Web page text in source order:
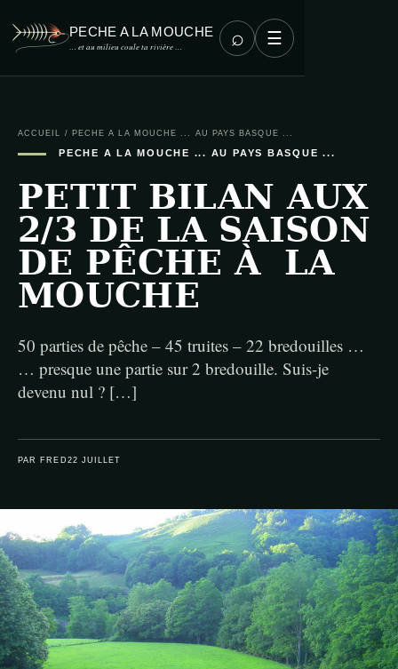
PECHE A LA MOUCHE
… et au milieu coule ta rivière … ⌕ ☰
ACCUEIL / PECHE A LA MOUCHE ... AU PAYS BASQUE ...
PECHE A LA MOUCHE ... AU PAYS BASQUE ...
PETIT BILAN AUX
2/3 DE LA SAISON
DE PÊCHE À LA
MOUCHE
50 parties de pêche – 45 truites – 22 bredouilles …
… presque une partie sur 2 bredouille. Suis-je
devenu nul ? […]
PAR FRED 22 JUILLET